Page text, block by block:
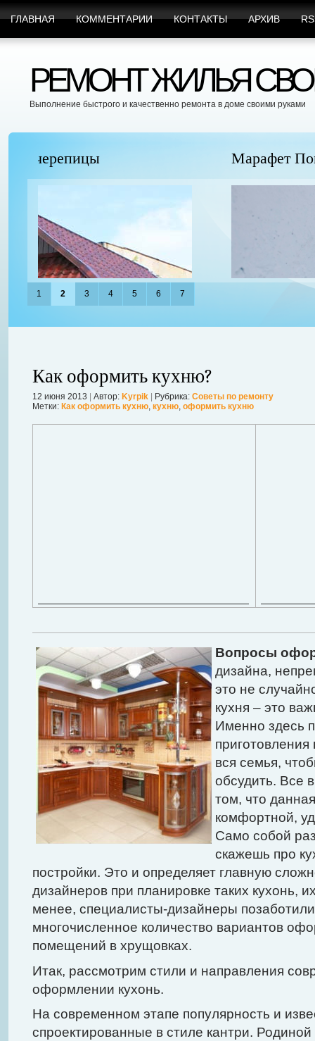
ГЛАВНАЯ КОММЕНТАРИИ КОНТАКТЫ АРХИВ
РЕМОНТ ЖИЛЬЯ
Выполнение быстрого и качественно ремонта в доме своими руками
Марафет Поможет с Любыми Видами
1 2 3 4 5 6 7
Как оформить кухню?
12 июня 2013 Автор: Kyrpik Рубрика: Советы по ремонту
Метки: Как оформить кухню, кухню, оформить кухню
Вопросы
дизайна,
это не
кухня – это
Именно здесь
вся семья,
обсудить. Все
том, что
комфортной,
Само собой
скажешь про
постройки. Это и определяет главную
дизайнеров при планировке таких кухонь,
менее, специалисты-дизайнеры
многочисленное количество вариантов
помещений в хрущовках.
Итак, рассмотрим стили и направления
оформлении кухонь.
На современном этапе популярность и
спроектированные в стиле кантри. Родиной